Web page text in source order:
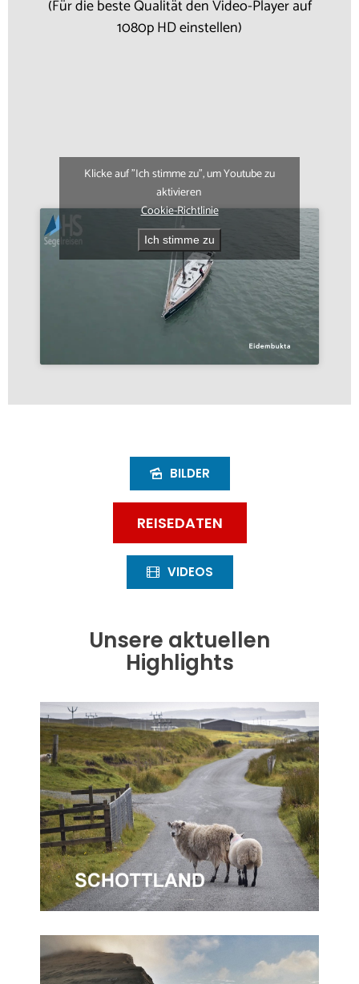
(Für die beste Qualität den Video-Player auf
1080p HD einstellen)
Klicke auf "Ich stimme zu", um Youtube zu
aktivieren
Cookie-Richtlinie
Ich stimme zu
BILDER
REISEDATEN
VIDEOS
Unsere aktuellen
Highlights